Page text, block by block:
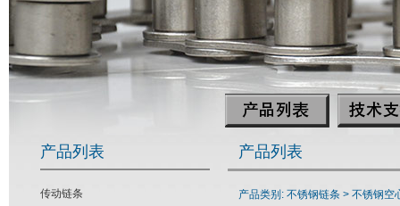
产品列表
传动链条
产品列表
产品类别: 不锈钢链条 > 不锈钢空